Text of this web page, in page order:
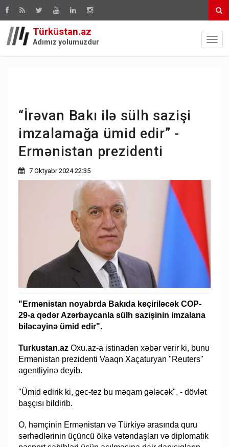
Türküstan.az
Adımız yolumuzdur
“İrəvan Bakı ilə sülh sazişi
imzalamağa ümid edir” -
Ermənistan prezidenti
7 Oktyabr 2024 22:35
"Ermənistan noyabrda Bakıda keçiriləcək COP-
29-a qədər Azərbaycanla sülh sazişinin imzalana
biləcəyinə ümid edir".
Turkustan.azOxu.az-a istinadən xəbər verir ki, bunu
Ermənistan prezidenti Vaaqn Xaçaturyan "Reuters"
agentliyinə deyib.
"Ümid edirik ki, gec-tez bu məqam gələcək", - dövlət
başçısı bildirib.
O, həmçinin Ermənistan və Türkiyə arasında quru
sərhədlərinin üçüncü ölkə vətəndaşları və diplomatik